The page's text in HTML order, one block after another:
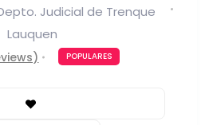
Judicial de Trenque
Lauquen
POPULARES